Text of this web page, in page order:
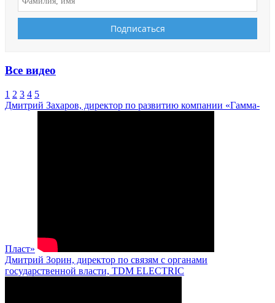
Все видео
1 2 3 4 5
Дмитрий Захаров, директор по развитию компании «Гамма-
Пласт»
Дмитрий Зорин, директор по связям с органами
государственной власти, TDM ELECTRIC